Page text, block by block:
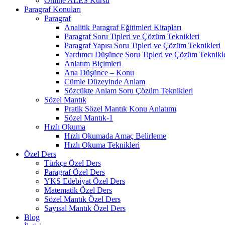
Paragraf Konuları
Paragraf
Analitik Paragraf Eğitimleri Kitapları
Paragraf Soru Tipleri ve Çözüm Teknikleri
Paragraf Yapısı Soru Tipleri ve Çözüm Teknikleri
Yardımcı Düşünce Soru Tipleri ve Çözüm
Anlatım Biçimleri
Ana Düşünce – Konu
Cümle Düzeyinde Anlam
Sözcükte Anlam Soru Çözüm Teknikleri
Sözel Mantık
Pratik Sözel Mantık Konu Anlatımı
Sözel Mantık-1
Hızlı Okuma
Hızlı Okumada Amaç Belirleme
Hızlı Okuma Teknikleri
Özel Ders
Türkçe Özel Ders
Paragraf Özel Ders
YKS Edebiyat Özel Ders
Matematik Özel Ders
Sözel Mantık Özel Ders
Sayısal Mantık Özel Ders
Blog